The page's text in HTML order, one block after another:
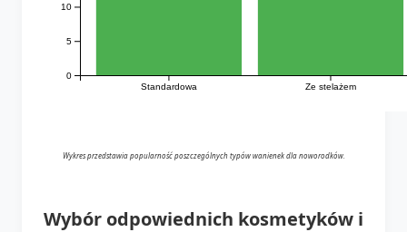
Standardowa Ze stelażem
0
5
10
Wykres przedstawia popularność poszczególnych typów wanienek dla noworodków.
Wybór odpowiednich kosmetyków i